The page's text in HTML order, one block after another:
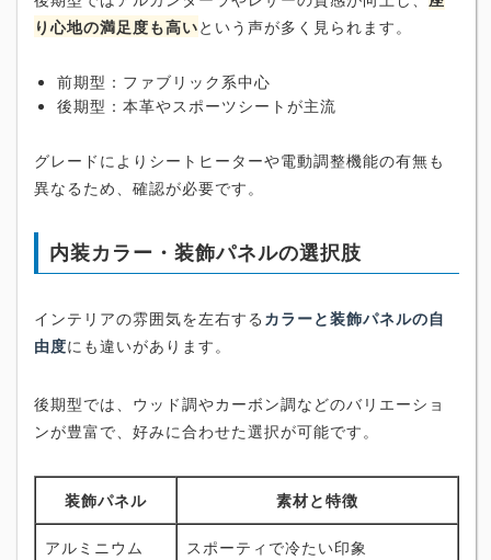
り心地の満足度も高いという声が多く見られます。
前期型：ファブリック系中心
後期型：本革やスポーツシートが主流
グレードによりシートヒーターや電動調整機能の有無も
異なるため、確認が必要です。
内装カラー・装飾パネルの選択肢
インテリアの雰囲気を左右する カラーと装飾パネルの自
由度にも違いがあります。
後期型では、ウッド調やカーボン調などのバリエーショ
ンが豊富で、好みに合わせた選択が可能です。
装飾パネル 素材と特徴
アルミニウム スポーティで冷たい印象